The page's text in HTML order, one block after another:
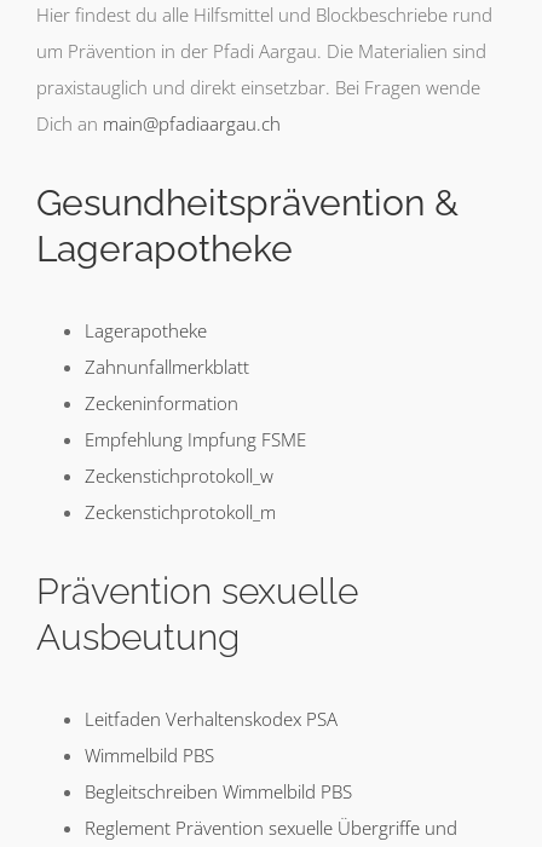
Hier findest du alle Hilfsmittel und Blockbeschriebe rund
um Prävention in der Pfadi Aargau. Die Materialien sind
praxistauglich und direkt einsetzbar. Bei Fragen wende
Dich an main@pfadiaargau.ch
Gesundheitsprävention &
Lagerapotheke
Lagerapotheke
Zahnunfallmerkblatt
Zeckeninformation
Empfehlung Impfung FSME
Zeckenstichprotokoll_w
Zeckenstichprotokoll_m
Prävention sexuelle
Ausbeutung
Leitfaden Verhaltenskodex PSA
Wimmelbild PBS
Begleitschreiben Wimmelbild PBS
Reglement Prävention sexuelle Übergriffe und